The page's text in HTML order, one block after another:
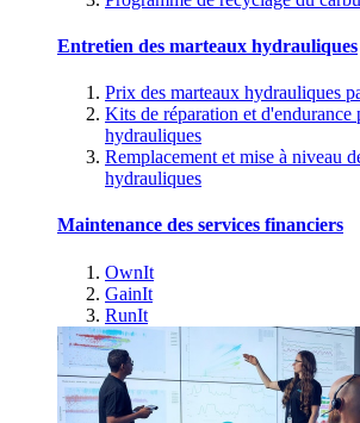
Entretien des marteaux hydrauliques
Prix des marteaux hydrauliques
Kits de réparation et d'endurance
hydrauliques
Remplacement et mise à niveau
hydrauliques
Maintenance des services financiers
OwnIt
GainIt
RunIt